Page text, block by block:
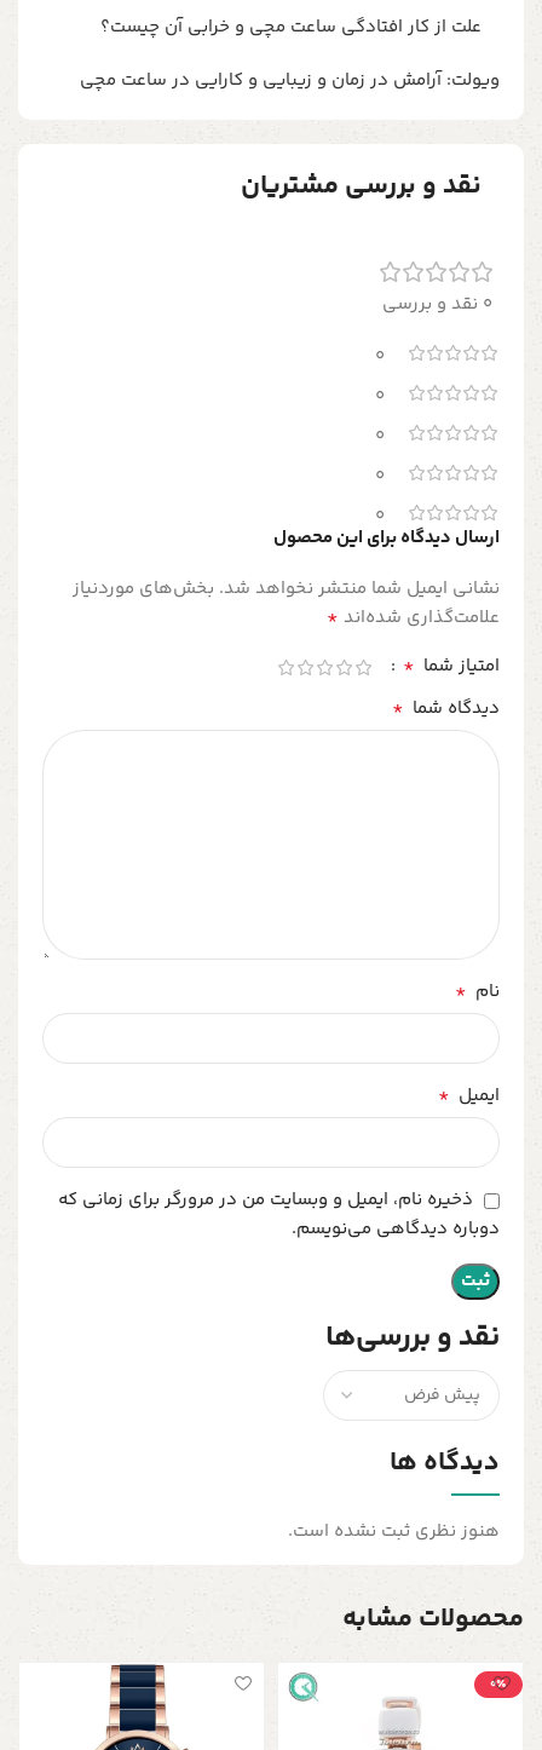
علت از کار افتادگی ساعت مچی و خرابی آن چیست؟
ویولت: آرامش در زمان و زیبایی و کارایی در ساعت مچی
نقد و بررسی مشتریان
0 نقد و بررسی
0
0
0
0
0
نقد و بررسی‌ها
دیدگاه ها
هنوز نظری ثبت نشده است.
ارسال دیدگاه برای این محصول
نشانی ایمیل شما منتشر نخواهد شد. بخش‌های موردنیاز
علامت‌گذاری شده‌اند *
امتیاز شما *
دیدگاه شما *
نام *
ایمیل *
ذخیره نام، ایمیل و وبسایت من در مرورگر برای زمانی که
دوباره دیدگاهی می‌نویسم.
محصولات مشابه
0٪